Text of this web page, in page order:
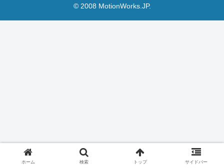
© 2008 MotionWorks.JP.
ホーム 検索 トップ サイドバー